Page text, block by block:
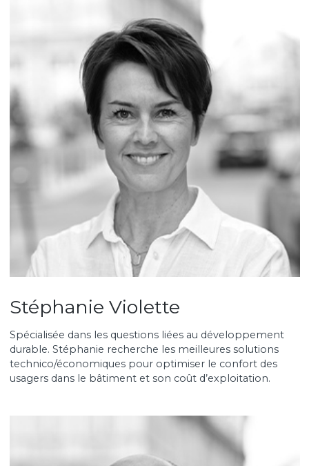
une disponibilité de tous les instants.
Stéphanie Violette